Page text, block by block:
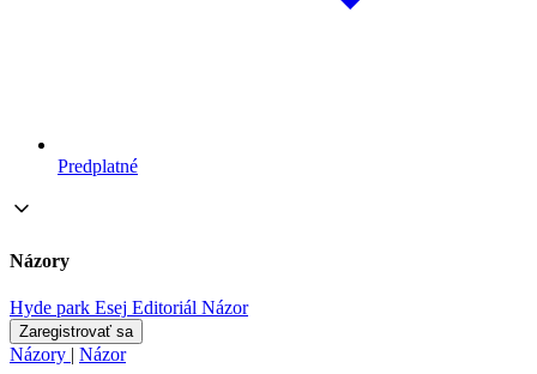
Predplatné
Názory
Hyde park Esej Editoriál Názor
Zaregistrovať sa
Názory | Názor